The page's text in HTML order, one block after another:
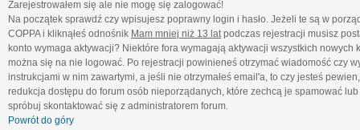
Zarejestrowałem się ale nie mogę się zalogować!
Na początek sprawdź czy wpisujesz poprawny login i hasło. Jeżeli te są w
COPPA i kliknąłeś odnośnik Mam mniej niż 13 latpodczas rejestracji musisz
konto wymaga aktywacji? Niektóre fora wymagają aktywacji wszystkich
można się na nie logować. Po rejestracji powinieneś otrzymać wiadomość czy
instrukcjami w nim zawartymi, a jeśli nie otrzymałeś email'a, to czy jesteś
redukcja dostępu do forum osób nieporządanych, które zechcą je spamować
spróbuj skontaktować się z administratorem forum.
Powrót do góry